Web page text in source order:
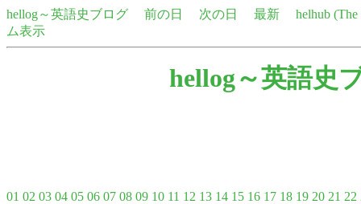
hellog～英語史ブログ 前の日 次の日 最新
helhub
ム表示
hellog～英語史
01 02 03 04 05 06 07 08 09 10 11 12 13 14 15 16 17 18 19 20 21 22